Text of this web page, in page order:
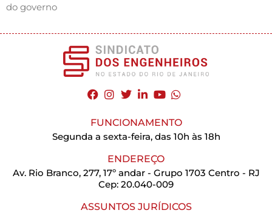
do governo
FUNCIONAMENTO
Segunda a sexta-feira, das 10h às 18h
ENDEREÇO
Av. Rio Branco, 277, 17º andar - Grupo 1703 Centro - RJ
Cep: 20.040-009
ASSUNTOS JURÍDICOS